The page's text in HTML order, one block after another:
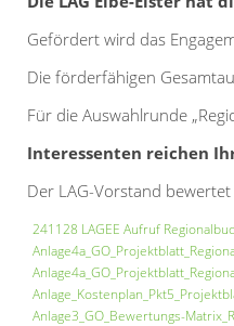
Gefördert wird das
Die förderfähigen
Für die Auswahlrunde
Interessenten reichen
Der LAG-Vorstand
241128 LAGEE Aufruf
Anlage3_GO_Bewertungs-